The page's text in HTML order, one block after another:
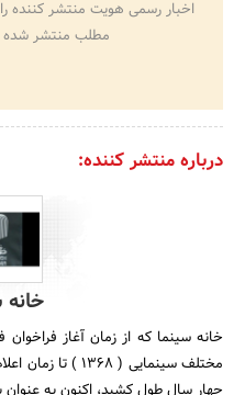
اخبار رسمی هویت منتشر کننده
مطلب منتشر شده
درباره منتشر کننده:
خانه سینما که از زمان آغاز